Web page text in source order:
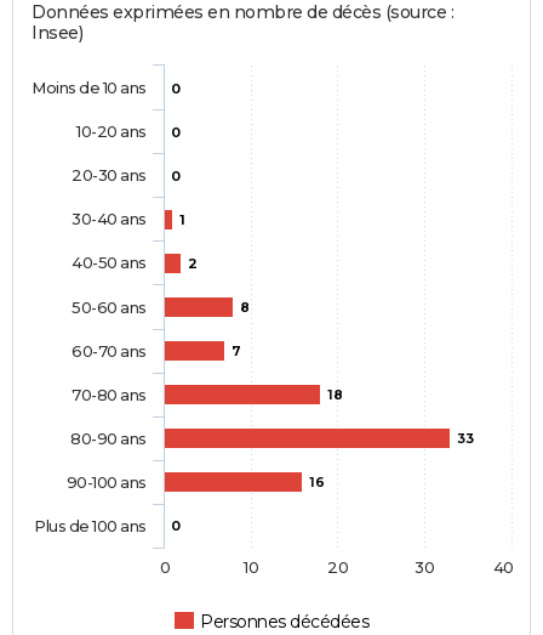
Données exprimées en nombre de décès (source :
Insee)
0
0
0
1
2
8
7
18
33
16
0
Personnes décédées
Moins de 10 ans
10-20 ans
20-30 ans
30-40 ans
40-50 ans
50-60 ans
60-70 ans
70-80 ans
80-90 ans
90-100 ans
Plus de 100 ans
0 10 20 30 40